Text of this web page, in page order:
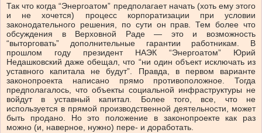
Так что когда “Энергоатом” предполагает начать (хоть ему этого
и не хочется) процесс корпоратизации при условии
законодательного решения, по сути он прав. Тем более что
обсуждения в Верховной Раде — это и возможность
“выторговать” дополнительные гарантии работникам. В
прошлом году президент НАЭК “Энергоатом” Юрий
Недашковский даже обещал, что “ни один объект исключать из
уставного капитала не будут”. Правда, в первом варианте
законопроекта написано прямо противоположное. Тогда
предполагалось, что объекты социальной инфраструктуры не
войдут в уставный капитал. Более того, все, что не
используется в прямой производственной деятельности, может
быть продано. Но это положение в законопроекте как раз
можно (и, наверное, нужно) пере- и доработать.